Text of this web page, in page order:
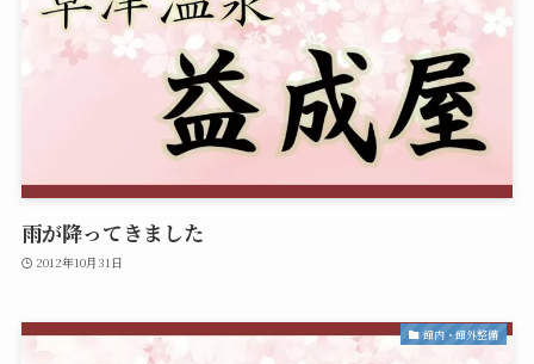
雨が降ってきました
2012年10月31日
館内・館外整備